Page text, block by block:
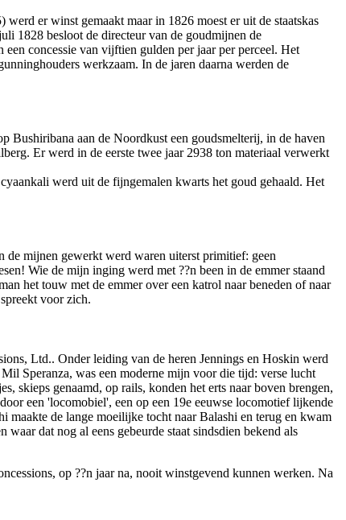
er winst gemaakt maar in 1826 moest er uit de staatskas
1828 besloot de directeur van de goudmijnen de
concessie van vijftien gulden per jaar per perceel. Het
werkzaam. In de jaren daarna werden de
Bushiribana aan de Noordkust een goudsmelterij, in de haven
Er werd in de eerste twee jaar 2938 ton materiaal verwerkt
werd uit de fijngemalen kwarts het goud gehaald. Het
de mijnen gewerkt werd waren uiterst primitief: geen
Wie de mijn inging werd met ??n been in de emmer staand
het touw met de emmer over een katrol naar beneden of naar
voor zich.
Ltd.. Onder leiding van de heren Jennings en Hoskin werd
Speranza, was een moderne mijn voor die tijd: verse lucht
skieps genaamd, op rails, konden het erts naar boven brengen,
een 'locomobiel', een op een 19e eeuwse locomotief lijkende
maakte de lange moeilijke tocht naar Balashi en terug en kwam
dat nog al eens gebeurde staat sindsdien bekend als
op ??n jaar na, nooit winstgevend kunnen werken. Na